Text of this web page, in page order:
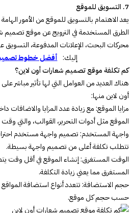
7. التسويق للموقع
يعد الاهتمام بالتسويق للموقع من الأمور
الطرق المستخدمة في الترويج عن موقع تصميم
محركات البحث، الإعلانات المدفوعة، التسويق
إليك: أفضل خطوط
كم تكلفة موقع تصميم شعارات أون لاين؟
هناك العديد من العوامل التي لها تأثير مباشر
أون لاين منها:
مزايا الموقع: مع زيادة عدد المزايا والاضافات
الموقع مثل أدوات التحرير، القوالب، والتي
واجهة المستخدم: تصميم واجهة مستخدم
تتطلب تكلفة أعلى من تصميم واجهة بسيطة.
الوقت المستغرق: إنشاء الموقع في أقل وقت
المستغرق مما يعني زيادة التكلفة.
حجم الاستضافة: تتعدد أنواع استضافة المواقع
حسب حجم كل موقع.